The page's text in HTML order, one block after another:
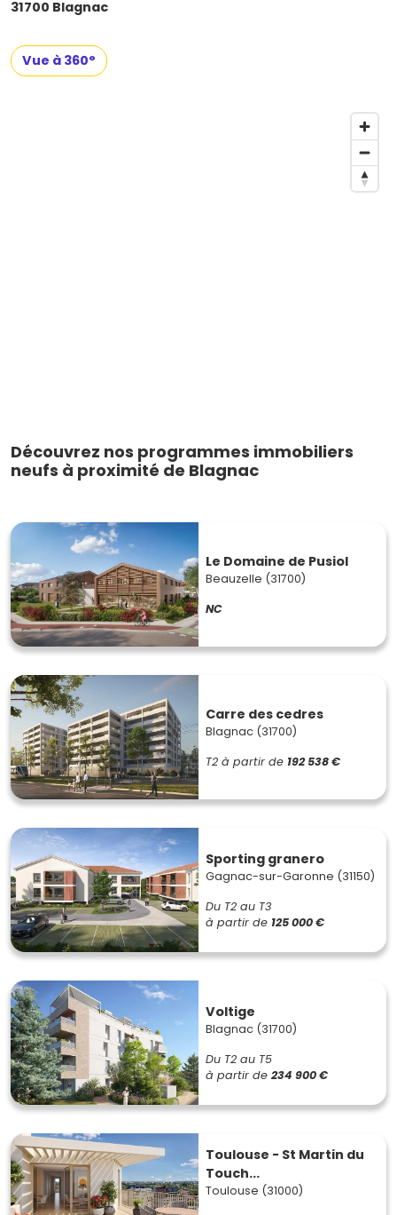
31700 Blagnac
Vue à 360°
Découvrez nos programmes immobiliers
neufs à proximité de Blagnac
Le Domaine de Pusiol
Beauzelle (31700)
NC
Carre des cedres
Blagnac (31700)
T2 à partir de 192 538 €
Sporting granero
Gagnac-sur-Garonne (31150)
Du T2 au T3
à partir de 125 000 €
Voltige
Blagnac (31700)
Du T2 au T5
à partir de 234 900 €
Toulouse - St Martin du
Touch...
Toulouse (31000)